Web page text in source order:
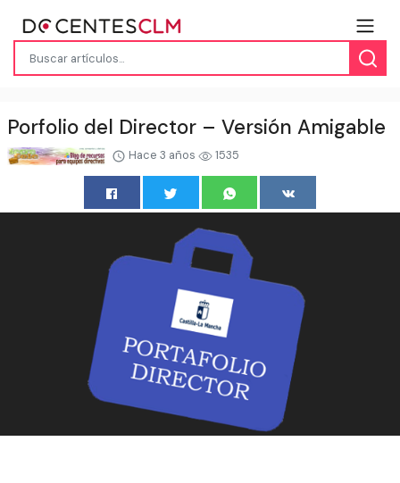
Porfolio del Director – Versión Amigable
Hace 3 años 1535